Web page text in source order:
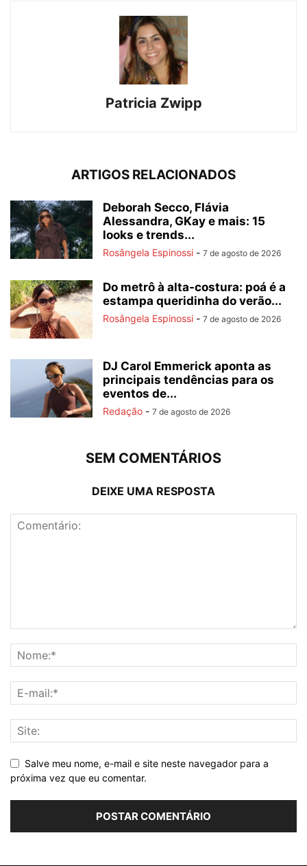
Patricia Zwipp
ARTIGOS RELACIONADOS
Deborah Secco, Flávia
Alessandra, GKay e mais: 15
looks e trends...
Rosângela Espinossi - 7 de agosto de 2026
Do metrô à alta-costura: poá é a
estampa queridinha do verão...
Rosângela Espinossi - 7 de agosto de 2026
DJ Carol Emmerick aponta as
principais tendências para os
eventos de...
Redação - 7 de agosto de 2026
SEM COMENTÁRIOS
DEIXE UMA RESPOSTA
Salve meu nome, e-mail e site neste navegador para a
próxima vez que eu comentar.